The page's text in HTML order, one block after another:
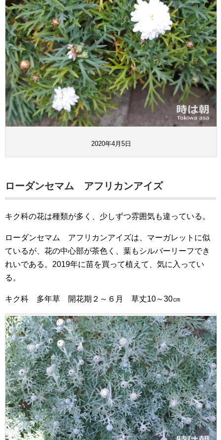
2020年4月5日
ローダンセマム アフリカンアイズ
キク科の花は種類が多く、少しずつ雰囲気も違っている。
ローダンセマム アフリカンアイズは、マーガレットに似
ているが、花の中心部が茶色く、葉もシルバーリーフでき
れいである。2019年に苗を買って植えて、気に入ってい
る。
キク科 多年草 開花期２～６月 草丈10～30㎝